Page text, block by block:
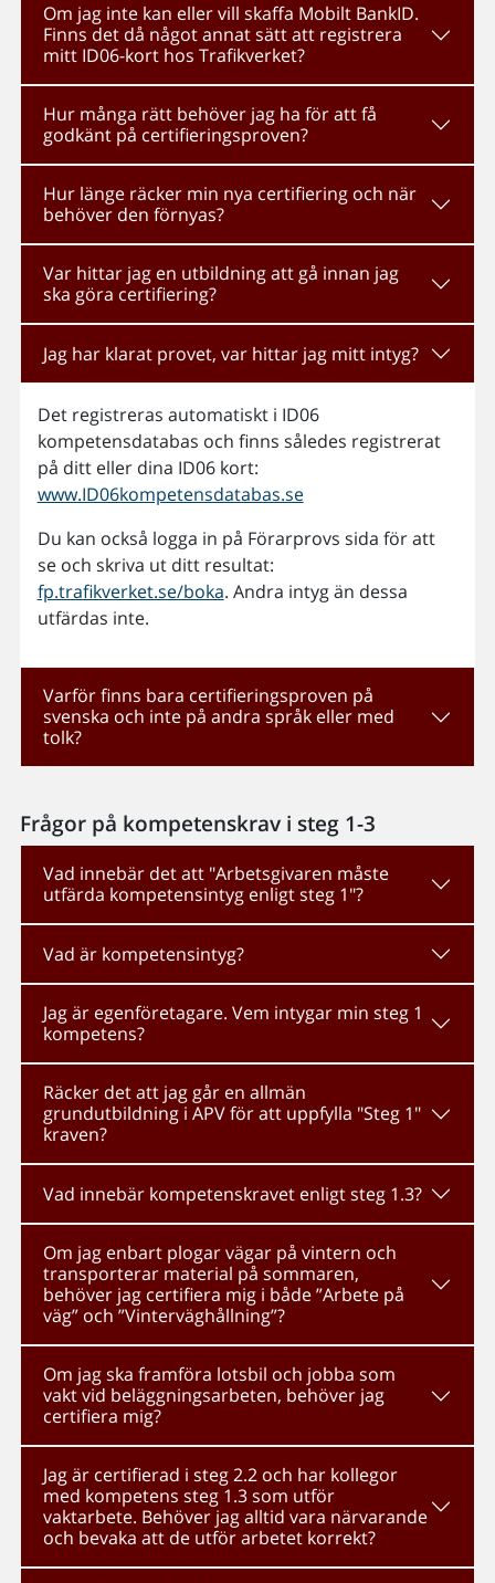
Om jag inte kan eller vill skaffa Mobilt BankID.
Finns det då något annat sätt att registrera
mitt ID06-kort hos Trafikverket?
Hur många rätt behöver jag ha för att få
godkänt på certifieringsproven?
Hur länge räcker min nya certifiering och när
behöver den förnyas?
Var hittar jag en utbildning att gå innan jag
ska göra certifiering?
Jag har klarat provet, var hittar jag mitt intyg?
Det registreras automatiskt i ID06
kompetensdatabas och finns således registrerat
på ditt eller dina ID06 kort:
www.ID06kompetensdatabas.se
Du kan också logga in på Förarprovs sida för att
se och skriva ut ditt resultat:
fp.trafikverket.se/boka. Andra intyg än dessa
utfärdas inte.
Varför finns bara certifieringsproven på
svenska och inte på andra språk eller med
tolk?
Frågor på kompetenskrav i steg 1-3
Vad innebär det att "Arbetsgivaren måste
utfärda kompetensintyg enligt steg 1"?
Vad är kompetensintyg?
Jag är egenföretagare. Vem intygar min steg 1
kompetens?
Räcker det att jag går en allmän
grundutbildning i APV för att uppfylla "Steg 1"
kraven?
Vad innebär kompetenskravet enligt steg 1.3?
Om jag enbart plogar vägar på vintern och
transporterar material på sommaren,
behöver jag certifiera mig i både ”Arbete på
väg” och ”Vinterväghållning”?
Om jag ska framföra lotsbil och jobba som
vakt vid beläggningsarbeten, behöver jag
certifiera mig?
Jag är certifierad i steg 2.2 och har kollegor
med kompetens steg 1.3 som utför
vaktarbete. Behöver jag alltid vara närvarande
och bevaka att de utför arbetet korrekt?